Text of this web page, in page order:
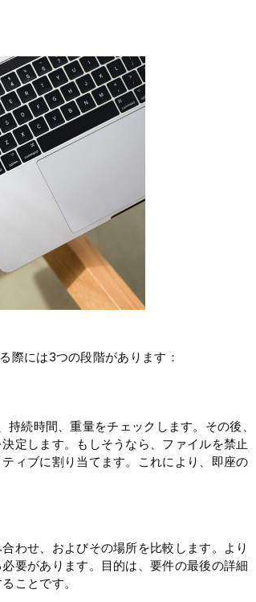
際には3つの段階があります：
続時間、重量をチェックします。その後、
定します。もしそうなら、ファイルを禁止
ィブに割り当てます。これにより、即座の
わせ、およびその場所を比較します。より
要があります。目的は、要件の最後の詳細
ことです。